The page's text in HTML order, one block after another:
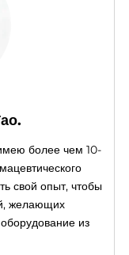
более чем 10-
свой опыт, чтобы
желающих
из